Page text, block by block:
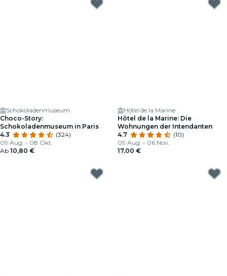
Schokoladenmuseum
Choco-Story:
Schokoladenmuseum in Paris
4.3
(324)
09 Aug. - 08 Okt.
Ab 10,80 €
Hôtel de la Marine
Hôtel de la Marine: Die
Wohnungen der Intendanten
4.7
(10)
09 Aug. - 06 Nov.
17,00 €